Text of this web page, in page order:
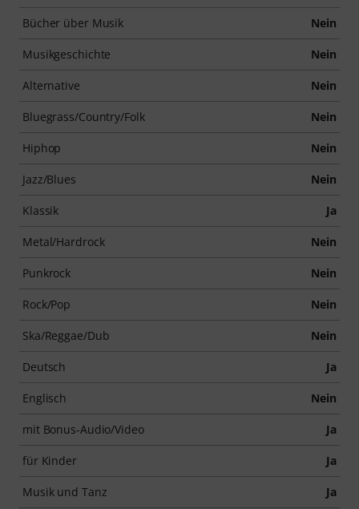
Bücher über Musik Nein
Musikgeschichte Nein
Alternative Nein
Bluegrass/Country/Folk Nein
Hiphop Nein
Jazz/Blues Nein
Klassik Ja
Metal/Hardrock Nein
Punkrock Nein
Rock/Pop Nein
Ska/Reggae/Dub Nein
Deutsch Ja
Englisch Nein
mit Bonus-Audio/Video Ja
für Kinder Ja
Musik und Tanz Ja